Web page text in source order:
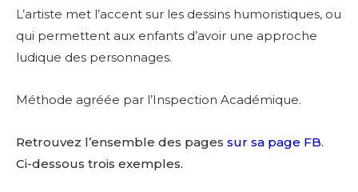
L’artiste met l’accent sur les dessins humoristiques, ou
qui permettent aux enfants d’avoir une approche
ludique des personnages.
Méthode agréée par l’Inspection Académique.
Retrouvez l’ensemble des pages sur sa page FB.
Ci-dessous trois exemples.